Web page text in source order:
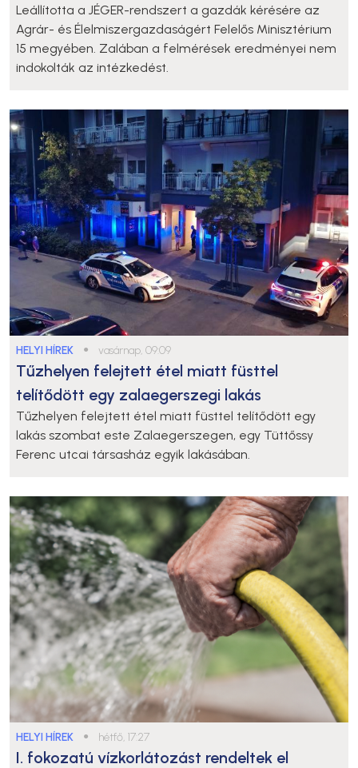
Leállította a JÉGER-rendszert a gazdák kérésére az
Agrár- és Élelmiszergazdaságért Felelős Minisztérium
15 megyében. Zalában a felmérések eredményei nem
indokolták az intézkedést.
HELYI HÍREK ● vasárnap, 09:09
Tűzhelyen felejtett étel miatt füsttel
telítődött egy zalaegerszegi lakás
Tűzhelyen felejtett étel miatt füsttel telítődött egy
lakás szombat este Zalaegerszegen, egy Tüttőssy
Ferenc utcai társasház egyik lakásában.
HELYI HÍREK ● hétfő, 17:27
I. fokozatú vízkorlátozást rendeltek el